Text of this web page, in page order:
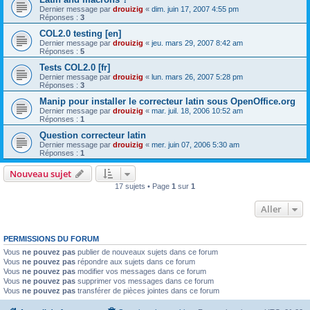
Dernier message par drouizig « dim. juin 17, 2007 4:55 pm
Réponses : 3
COL2.0 testing [en]
Dernier message par drouizig « jeu. mars 29, 2007 8:42 am
Réponses : 5
Tests COL2.0 [fr]
Dernier message par drouizig « lun. mars 26, 2007 5:28 pm
Réponses : 3
Manip pour installer le correcteur latin sous OpenOffice.org
Dernier message par drouizig « mar. juil. 18, 2006 10:52 am
Réponses : 1
Question correcteur latin
Dernier message par drouizig « mer. juin 07, 2006 5:30 am
Réponses : 1
Nouveau sujet
17 sujets • Page 1 sur 1
Aller
PERMISSIONS DU FORUM
Vous ne pouvez pas publier de nouveaux sujets dans ce forum
Vous ne pouvez pas répondre aux sujets dans ce forum
Vous ne pouvez pas modifier vos messages dans ce forum
Vous ne pouvez pas supprimer vos messages dans ce forum
Vous ne pouvez pas transférer de pièces jointes dans ce forum